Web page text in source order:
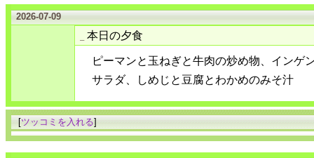
2026-07-09
本日の夕食
ピーマンと玉ねぎと牛肉の炒め物、インゲ
サラダ、しめじと豆腐とわかめのみそ汁
[ツッコミを入れる]